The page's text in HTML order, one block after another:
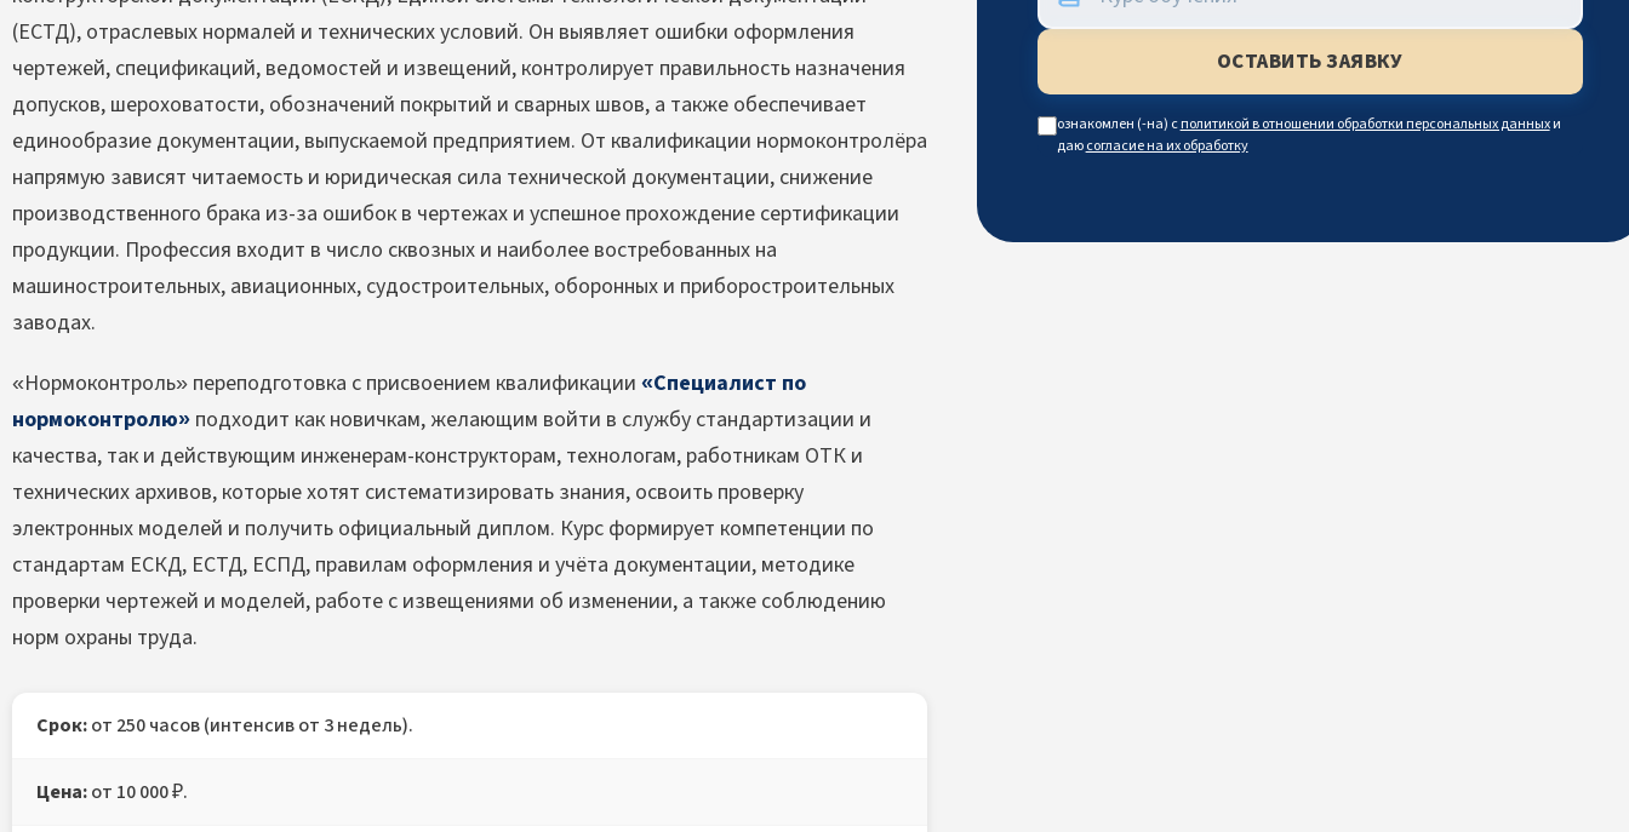
(ЕСТД), отраслевых нормалей и технических условий. Он выявляет ошибки оформления
чертежей, спецификаций, ведомостей и извещений, контролирует правильность назначения
допусков, шероховатости, обозначений покрытий и сварных швов, а также обеспечивает
единообразие документации, выпускаемой предприятием. От квалификации нормоконтролёра
напрямую зависят читаемость и юридическая сила технической документации, снижение
производственного брака из-за ошибок в чертежах и успешное прохождение сертификации
продукции. Профессия входит в число сквозных и наиболее востребованных на
машиностроительных, авиационных, судостроительных, оборонных и приборостроительных
заводах.
«Нормоконтроль» переподготовка с присвоением квалификации «Специалист по
нормоконтролю» подходит как новичкам, желающим войти в службу стандартизации и
качества, так и действующим инженерам-конструкторам, технологам, работникам ОТК и
технических архивов, которые хотят систематизировать знания, освоить проверку
электронных моделей и получить официальный диплом. Курс формирует компетенции по
стандартам ЕСКД, ЕСТД, ЕСПД, правилам оформления и учёта документации, методике
проверки чертежей и моделей, работе с извещениями об изменении, а также соблюдению
норм охраны труда.
Срок:от 250 часов (интенсив от 3 недель).
Цена:от 10 000 ₽.
ознакомлен (-на) сполитикой в отношении обработки персональных данныхи
даюсогласие на их обработку